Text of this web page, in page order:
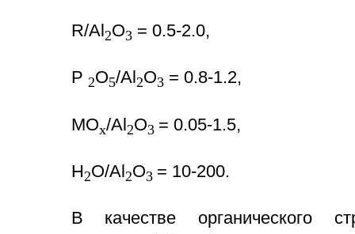
R/Al 2О3 = 0.5-2.0,
Р 2О5/Al 2О3 = 0.8-1.2,
МОx/Al 2O3 = 0.05-1.5,
Н2O/Al 2O3 = 10-200.
В качестве органического